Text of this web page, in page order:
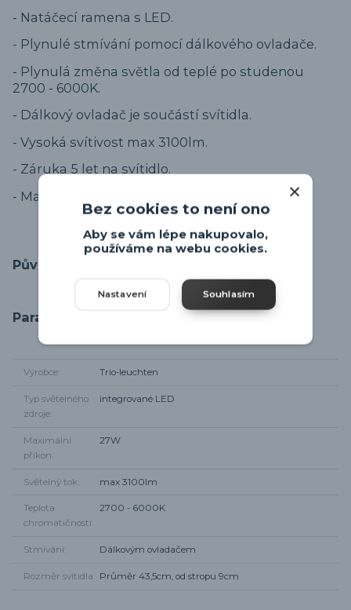
- Natáčecí ramena s LED.
- Plynulé stmívání pomocí dálkového ovladače.
- Plynulá změna světla od teplé po studenou
2700 - 6000K.
- Dálkový ovladač je součástí svítidla.
- Vysoká svítivost max 3100lm.
- Záruka 5 let na svítidlo.
- Manuál ke svítidlu v záložce "ke stažení".
Původ zboží
Parametry
Výrobce Trio-leuchten
Typ světelného
zdroje
integrované LED
Maximální
příkon
27W
Světelný tok max 3100lm
Teplota
chromatičnosti
2700 - 6000K
Stmívání Dálkovým ovladačem
Rozměr svítidla Průměr 43,5cm, od stropu 9cm
Bez cookies to není ono
Aby se vám lépe nakupovalo,
používáme na webu cookies.
Nastavení Souhlasím